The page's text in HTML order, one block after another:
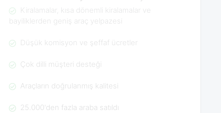
Kiralamalar, kısa dönemli kiralamalar ve
bayiliklerden geniş araç yelpazesi
Düşük komisyon ve şeffaf ücretler
Çok dilli müşteri desteği
Araçların doğrulanmış kalitesi
25.000'den fazla araba satıldı